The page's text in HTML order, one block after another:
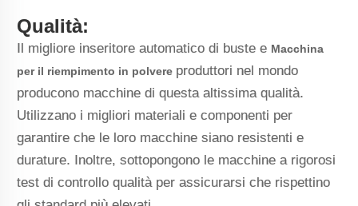
Qualità:
Il migliore inseritore automatico di buste e Macchina
per il riempimento in polvere produttori nel mondo
producono macchine di questa altissima qualità.
Utilizzano i migliori materiali e componenti per
garantire che le loro macchine siano resistenti e
durature. Inoltre, sottopongono le macchine a rigorosi
test di controllo qualità per assicurarsi che rispettino